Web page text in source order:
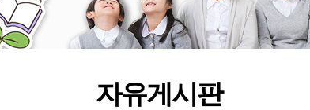
자유게시판